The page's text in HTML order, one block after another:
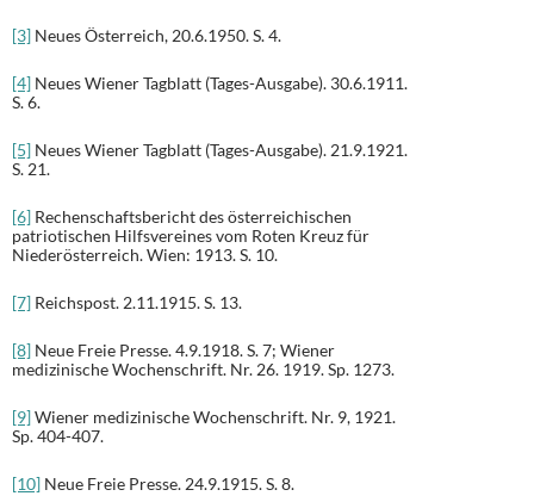
[3] Neues Österreich, 20.6.1950. S. 4.
[4] Neues Wiener Tagblatt (Tages-Ausgabe). 30.6.1911.
S. 6.
[5] Neues Wiener Tagblatt (Tages-Ausgabe). 21.9.1921.
S. 21.
[6] Rechenschaftsbericht des österreichischen
patriotischen Hilfsvereines vom Roten Kreuz für
Niederösterreich. Wien: 1913. S. 10.
[7] Reichspost. 2.11.1915. S. 13.
[8] Neue Freie Presse. 4.9.1918. S. 7; Wiener
medizinische Wochenschrift. Nr. 26. 1919. Sp. 1273.
[9]Wiener medizinische Wochenschrift. Nr. 9, 1921.
Sp. 404-407.
[10] Neue Freie Presse. 24.9.1915. S. 8.